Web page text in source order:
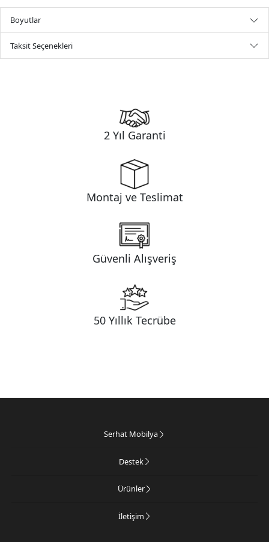
Boyutlar
Taksit Seçenekleri
2 Yıl Garanti
Montaj ve Teslimat
Güvenli Alışveriş
50 Yıllık Tecrübe
Serhat Mobilya
Destek
Ürünler
İletişim